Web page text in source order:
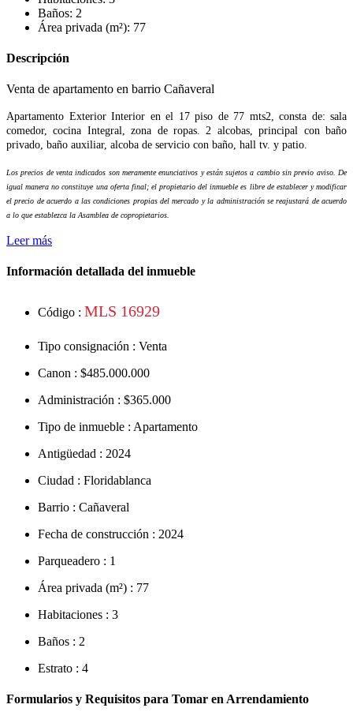
Baños: 2
Área privada (m²): 77
Descripción
Venta de apartamento en barrio Cañaveral
Apartamento Exterior Interior en el 17 piso de 77 mts2, consta de: sala
comedor, cocina Integral, zona de ropas. 2 alcobas, principal con baño
privado, baño auxiliar, alcoba de servicio con baño, hall tv. y patio.
Los precios de venta indicados son meramente enunciativos y están sujetos a cambio sin previo aviso. De
igual manera no constituye una oferta final; el propietario del inmueble es libre de establecer y modificar
el precio de acuerdo a las condiciones propias del mercado y la administración se reajustará de acuerdo
a lo que establezca la Asamblea de copropietarios.
Leer más
Información detallada del inmueble
Código : MLS 16929
Tipo consignación : Venta
Canon : $485.000.000
Administración : $365.000
Tipo de inmueble : Apartamento
Antigüedad : 2024
Ciudad : Floridablanca
Barrio : Cañaveral
Fecha de construcción : 2024
Parqueadero : 1
Área privada (m²) : 77
Habitaciones : 3
Baños : 2
Estrato : 4
Formularios y Requisitos para Tomar en Arrendamiento